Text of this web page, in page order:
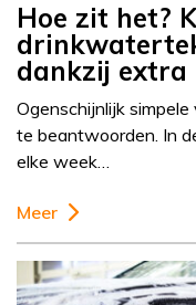
Hoe zit het?
dankzij extra
Ogenschijnlijk
te beantwoorden. In
elke week…
Meer